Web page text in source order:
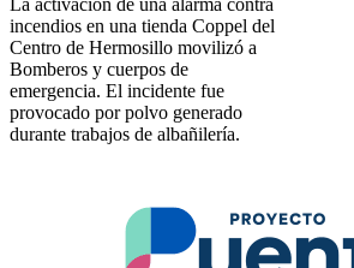
La activación de una alarma contra
incendios en una tienda Coppel del
Centro de Hermosillo movilizó a
Bomberos y cuerpos de
emergencia. El incidente fue
provocado por polvo generado
durante trabajos de albañilería.